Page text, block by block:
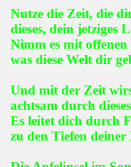
Nutze die Zeit, die
dieses, dein jetziges
Nimm es mit
was diese Welt dir
Und mit der Zeit
achtsam durch
Es leitet dich durch
zu den Tiefen deiner